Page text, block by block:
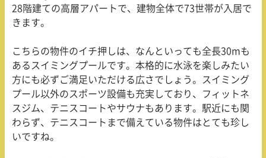
28階建ての高層アパートで、建物全体で73世帯が入居で
きます。
こちらの物件のイチ押しは、なんといっても全長30mも
あるスイミングプールです。本格的に水泳を楽しみたい
方にも必ずご満足いただける広さでしょう。スイミング
プール以外のスポーツ設備も充実しており、フィットネ
スジム、テニスコートやサウナもあります。駅近にも関
わらず、テニスコートまで備えている物件はとても珍し
いですね。